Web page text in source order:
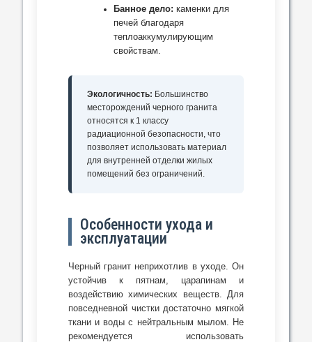
Банное дело: каменки для
печей благодаря
теплоаккумулирующим
свойствам.
Экологичность: Большинство
месторождений черного гранита
относятся к 1 классу
радиационной безопасности, что
позволяет использовать материал
для внутренней отделки жилых
помещений без ограничений.
Особенности ухода и
эксплуатации
Черный гранит неприхотлив в уходе. Он
устойчив к пятнам, царапинам и
воздействию химических веществ. Для
повседневной чистки достаточно мягкой
ткани и воды с нейтральным мылом. Не
рекомендуется использовать